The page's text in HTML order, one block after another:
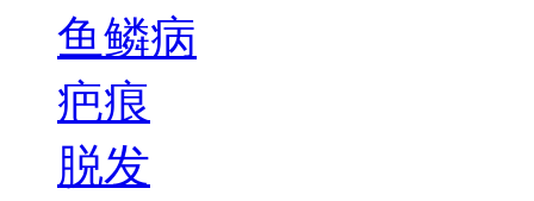
鱼鳞病
疤痕
脱发